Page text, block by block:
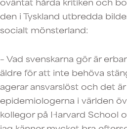
den i Tyskland utbredda
socialt mönsterland:
– Vad svenskarna gör är
äldre för att inte behöva
agerar ansvarslöst och det
epidemiologerna i världen
kollegor på Harvard School